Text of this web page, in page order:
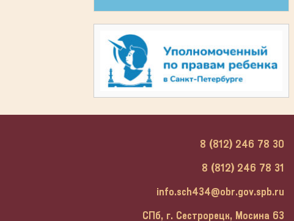
8 (812) 246 78 30
8 (812) 246 78 31
info.sch434@obr.gov.spb.ru
СПб, г. Сестрорецк, Мосина 63